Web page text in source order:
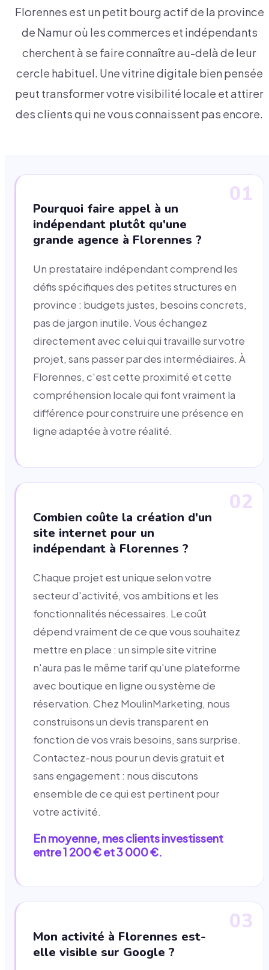
Florennes est un petit bourg actif de la province
de Namur où les commerces et indépendants
cherchent à se faire connaître au-delà de leur
cercle habituel. Une vitrine digitale bien pensée
peut transformer votre visibilité locale et attirer
des clients qui ne vous connaissent pas encore.
01
Pourquoi faire appel à un
indépendant plutôt qu'une
grande agence à Florennes ?
Un prestataire indépendant comprend les
défis spécifiques des petites structures en
province : budgets justes, besoins concrets,
pas de jargon inutile. Vous échangez
directement avec celui qui travaille sur votre
projet, sans passer par des intermédiaires. À
Florennes, c'est cette proximité et cette
compréhension locale qui font vraiment la
différence pour construire une présence en
ligne adaptée à votre réalité.
02
Combien coûte la création d'un
site internet pour un
indépendant à Florennes ?
Chaque projet est unique selon votre
secteur d'activité, vos ambitions et les
fonctionnalités nécessaires. Le coût
dépend vraiment de ce que vous souhaitez
mettre en place : un simple site vitrine
n'aura pas le même tarif qu'une plateforme
avec boutique en ligne ou système de
réservation. Chez MoulinMarketing, nous
construisons un devis transparent en
fonction de vos vrais besoins, sans surprise.
Contactez-nous pour un devis gratuit et
sans engagement : nous discutons
ensemble de ce qui est pertinent pour
votre activité.
En moyenne, mes clients investissent
entre 1 200 € et 3 000 €.
03
Mon activité à Florennes est-
elle visible sur Google ?